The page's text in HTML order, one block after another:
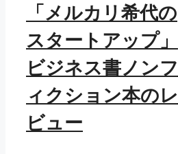
「メルカリ希代の
スタートアップ」
ビジネス書ノンフ
ィクション本のレ
ビュー